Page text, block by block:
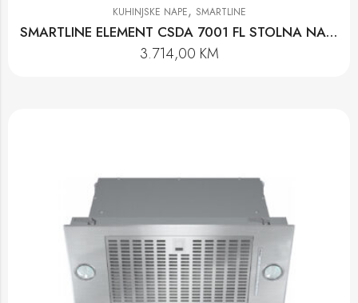
KUHINJSKE NAPE, SMARTLINE
SMARTLINE ELEMENT CSDA 7001 FL STOLNA NAPA
3.714,00 KM